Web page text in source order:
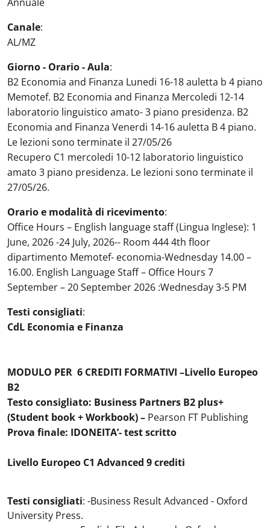
Canale:
AL/MZ
Giorno - Orario - Aula:
B2 Economia and Finanza Lunedi 16-18 auletta b 4 piano
Memotef. B2 Economia and Finanza Mercoledi 12-14
laboratorio linguistico amato- 3 piano presidenza. B2
Economia and Finanza Venerdi 14-16 auletta B 4 piano.
Le lezioni sono terminate il 27/05/26
Recupero C1 mercoledi 10-12 laboratorio linguistico
amato 3 piano presidenza. Le lezioni sono terminate il
27/05/26.
Orario e modalità di ricevimento:
Office Hours – English language staff (Lingua Inglese): 1
June, 2026 -24 July, 2026-- Room 444 4th floor
dipartimento Memotef- economia-Wednesday 14.00 –
16.00. English Language Staff – Office Hours 7
September – 20 September 2026 :Wednesday 3-5 PM
Testi consigliati:
CdL Economia e Finanza
MODULO PER 6 CREDITI FORMATIVI –Livello Europeo
B2
Testo consigliato: Business Partners B2 plus+
(Student book + Workbook) – Pearson FT Publishing
Prova finale: IDONEITA’- test scritto
Livello Europeo C1 Advanced 9 crediti
Testi consigliati: -Business Result Advanced - Oxford
University Press.